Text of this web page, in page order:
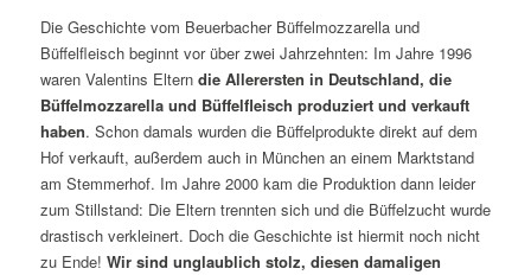
Die Geschichte vom Beuerbacher Büffelmozzarella und
Büffelfleisch beginnt vor über zwei Jahrzehnten: Im Jahre 1996
waren Valentins Eltern die Allerersten in Deutschland, die
Büffelmozzarella und Büffelfleisch produziert und verkauft
haben. Schon damals wurden die Büffelprodukte direkt auf dem
Hof verkauft, außerdem auch in München an einem Marktstand
am Stemmerhof. Im Jahre 2000 kam die Produktion dann leider
zum Stillstand: Die Eltern trennten sich und die Büffelzucht wurde
drastisch verkleinert. Doch die Geschichte ist hiermit noch nicht
zu Ende! Wir sind unglaublich stolz, diesen damaligen